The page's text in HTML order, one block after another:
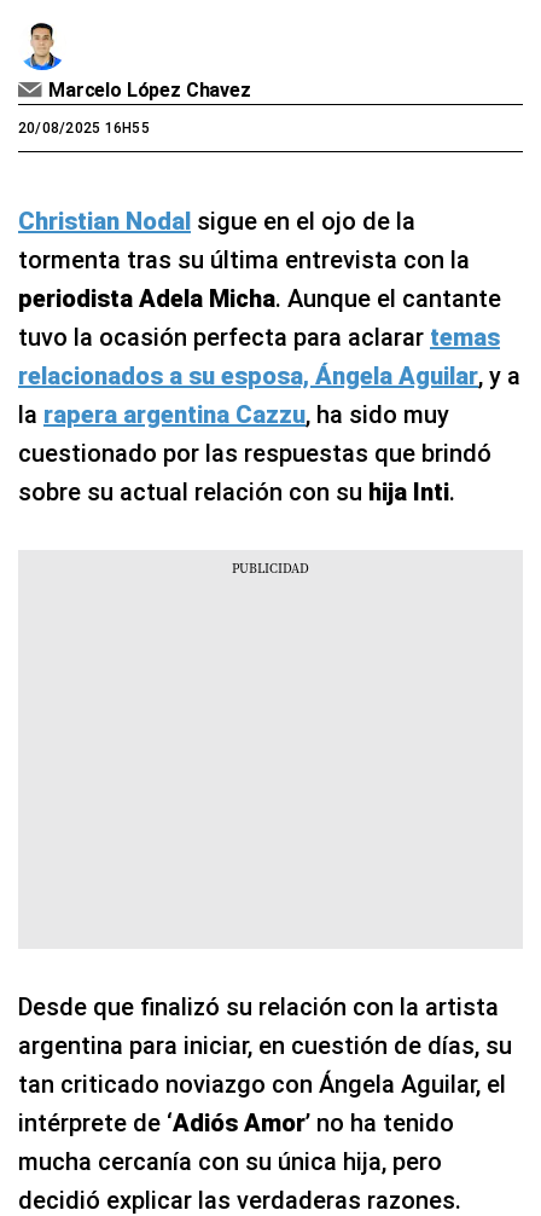
Marcelo López Chavez
20/08/2025 16H55
Christian Nodal sigue en el ojo de la
tormenta tras su última entrevista con la
periodista Adela Micha. Aunque el cantante
tuvo la ocasión perfecta para aclarar temas
relacionados a su esposa, Ángela Aguilar, y a
la rapera argentina Cazzu, ha sido muy
cuestionado por las respuestas que brindó
sobre su actual relación con su hija Inti.
Desde que finalizó su relación con la artista
argentina para iniciar, en cuestión de días, su
tan criticado noviazgo con Ángela Aguilar, el
intérprete de ‘Adiós Amor’ no ha tenido
mucha cercanía con su única hija, pero
decidió explicar las verdaderas razones.